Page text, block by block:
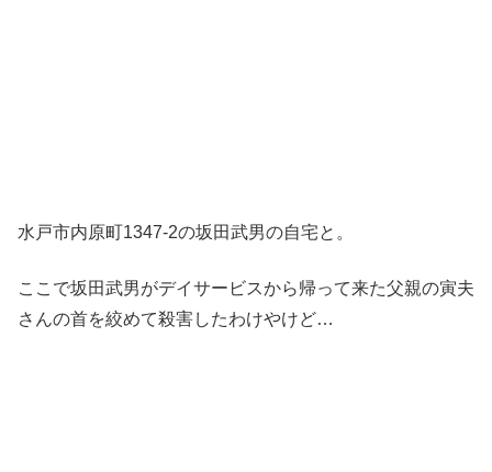
水戸市内原町1347-2の坂田武男の自宅と。
ここで坂田武男がデイサービスから帰って来た父親の寅夫
さんの首を絞めて殺害したわけやけど…